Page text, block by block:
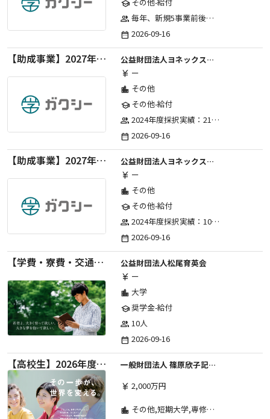
schoolその他-給付
group 毎年、新規5事業前後への助成金交付を予定とし、初年度5事業、2年目合計10事業前後、3年目合計15事業前後、4年目以降は15事業前後にて実施する。 2025年度採択実績：5事業、2026年度採択実績：5事業
date_range 2026-09-16
【助成事業】2027年度（通年）国際交流普及事業に関する助成金
公益財団法人ヨネックススポーツ振興財団
currency_yen ー
location_city その他
schoolその他-給付
group 2024年度採択実績：21事業（前期11・後期10）、2025年度採択実績：30事業（前期15・後期15）、2026年度採択実績：40事業 ※2026年度より、前期・後期の区分を廃止し、年1回の申請受付となりました。
date_range 2026-09-16
【助成事業】2027年度（通年）ジュニアスポーツ振興に関する助成金
公益財団法人ヨネックススポーツ振興財団
currency_yen ー
location_city その他
schoolその他-給付
group 2024年度採択実績：107事業（前期45・後期62）、2025年度採択実績：103事業（前期48・後期55）、2026年度採択実績：97事業 ※2026年度より、前期・後期の区分を廃止し、年1回の申請受付となりました。
date_range 2026-09-16
【学費・寮費・交通費給付】2027年度第71期育英生募集
公益財団法人松尾育英会
currency_yen ー
location_city 大学
school奨学金-給付
group 10人
date_range 2026-09-16
【高校生】2026年度 しのはら財団 アメリカ・イギリス・カナダ英語留学奨学金
一般財団法人 篠原欣子記念財団 (海外留学奨学金グループ)
currency_yen 2,000万円
location_city その他,短期大学,専修学校,高等専門学校,高等学校,大学院,大学